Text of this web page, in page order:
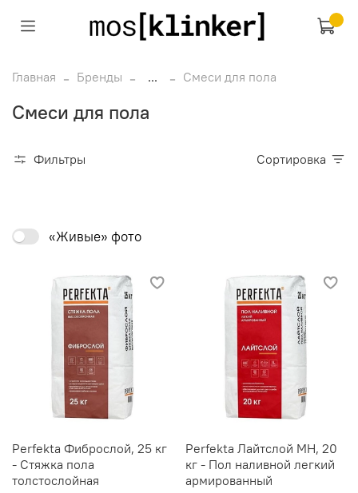
Главная Бренды ... Смеси для пола
Смеси для пола
Фильтры Сортировка
«Живые» фото
Perfekta Фиброслой, 25 кг
- Стяжка пола
толстослойная
Perfekta Лайтслой МН, 20
кг - Пол наливной легкий
армированный